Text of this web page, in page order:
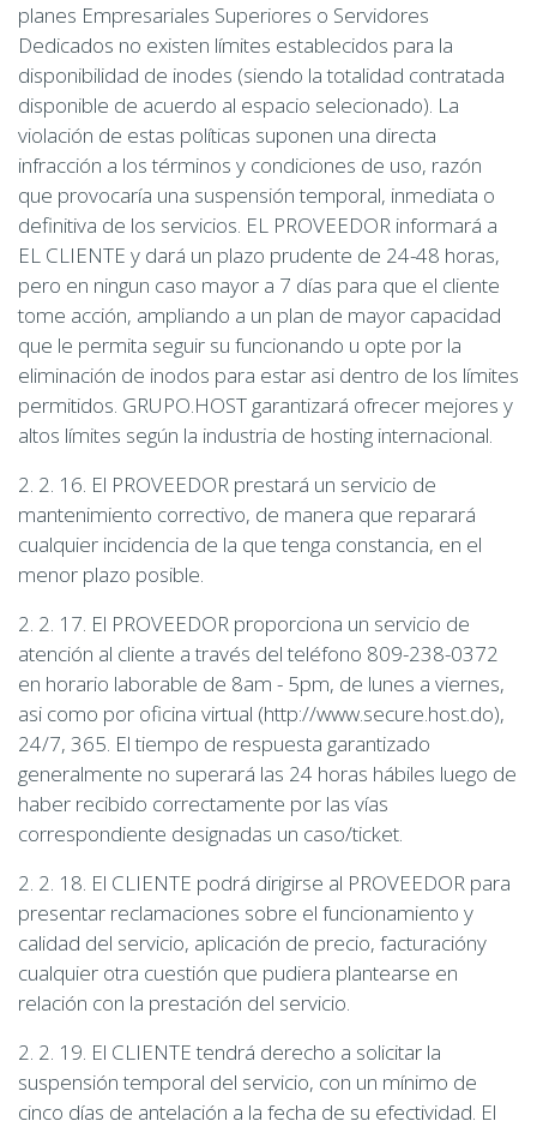
planes Empresariales Superiores o Servidores
Dedicados no existen límites establecidos para la
disponibilidad de inodes (siendo la totalidad contratada
disponible de acuerdo al espacio selecionado). La
violación de estas políticas suponen una directa
infracción a los términos y condiciones de uso, razón
que provocaría una suspensión temporal, inmediata o
definitiva de los servicios. EL PROVEEDOR informará a
EL CLIENTE y dará un plazo prudente de 24-48 horas,
pero en ningun caso mayor a 7 días para que el cliente
tome acción, ampliando a un plan de mayor capacidad
que le permita seguir su funcionando u opte por la
eliminación de inodos para estar asi dentro de los límites
permitidos. GRUPO.HOST garantizará ofrecer mejores y
altos límites según la industria de hosting internacional.
2. 2. 16. El PROVEEDOR prestará un servicio de
mantenimiento correctivo, de manera que reparará
cualquier incidencia de la que tenga constancia, en el
menor plazo posible.
2. 2. 17. El PROVEEDOR proporciona un servicio de
atención al cliente a través del teléfono 809-238-0372
en horario laborable de 8am - 5pm, de lunes a viernes,
asi como por oficina virtual (http://www.secure.host.do),
24/7, 365. El tiempo de respuesta garantizado
generalmente no superará las 24 horas hábiles luego de
haber recibido correctamente por las vías
correspondiente designadas un caso/ticket.
2. 2. 18. El CLIENTE podrá dirigirse al PROVEEDOR para
presentar reclamaciones sobre el funcionamiento y
calidad del servicio, aplicación de precio, facturacióny
cualquier otra cuestión que pudiera plantearse en
relación con la prestación del servicio.
2. 2. 19. El CLIENTE tendrá derecho a solicitar la
suspensión temporal del servicio, con un mínimo de
cinco días de antelación a la fecha de su efectividad. El